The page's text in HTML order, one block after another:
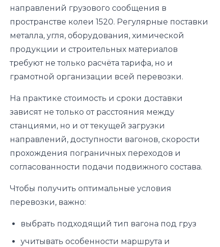
направлений грузового сообщения в
пространстве колеи 1520. Регулярные поставки
металла, угля, оборудования, химической
продукции и строительных материалов
требуют не только расчёта тарифа, но и
грамотной организации всей перевозки.
На практике стоимость и сроки доставки
зависят не только от расстояния между
станциями, но и от текущей загрузки
направлений, доступности вагонов, скорости
прохождения пограничных переходов и
согласованности подачи подвижного состава.
Чтобы получить оптимальные условия
перевозки, важно:
выбрать подходящий тип вагона под груз
учитывать особенности маршрута и